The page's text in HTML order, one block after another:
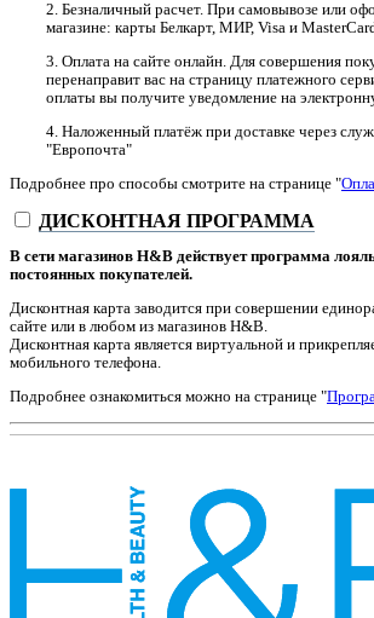
2. Безналичный расчет. При самовывозе или
магазине: карты Белкарт, МИР, Visa и
3. Оплата на сайте онлайн. Для совершения
перенаправит вас на страницу платежного
оплаты вы получите уведомление на
4. Наложенный платёж при доставке через
"Европочта"
Подробнее про способы смотрите на странице "
ДИСКОНТНАЯ ПРОГРАММА
В сети магазинов H&B действует программа
постоянных покупателей.
Дисконтная карта заводится при совершении
сайте или в любом из магазинов H&B.
Дисконтная карта является виртуальной и
мобильного телефона.
Подробнее ознакомиться можно на странице "